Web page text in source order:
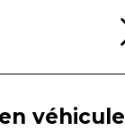
véhicule